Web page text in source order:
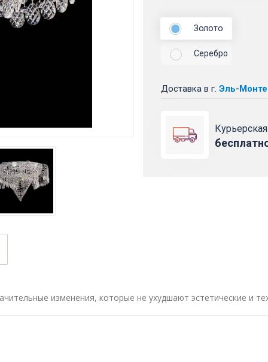
Золото
Серебро
Доставка в г. Эль-Монте
изменения, которые не ухудшают эстетические и